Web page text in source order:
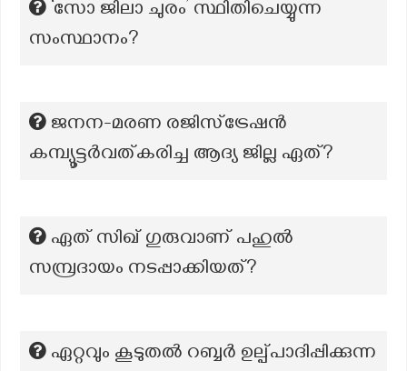
‘സോ ജിലാ ചുരം’ സ്ഥിതിചെയ്യുന്ന
സംസ്ഥാനം?
ജനന-മരണ രജിസ്ട്രേഷൻ
കമ്പ്യൂട്ടർവത്കരിച്ച ആദ്യ ജില്ല ഏത്?
ഏത് സിഖ് ഗുരുവാണ് പഹുൽ
സമ്പ്രദായം നടപ്പാക്കിയത്?
ഏറ്റവും കൂടുതല്‍ റബ്ബർ ഉല്പ്പാദിപ്പിക്കുന്ന